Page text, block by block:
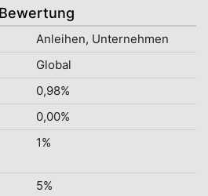
Anleihen, Unternehmen
Global
0,98%
0,00%
1%
5%